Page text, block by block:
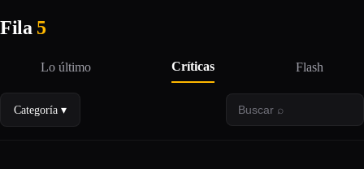
Fila 5
Lo último Críticas Flash
Categoría ▾